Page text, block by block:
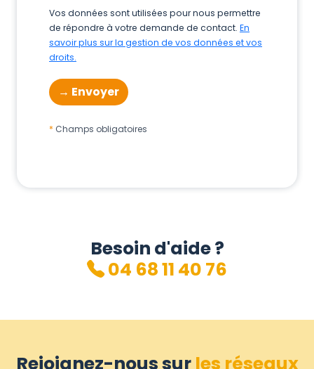
Vos données sont utilisées pour nous permettre
de répondre à votre demande de contact. En
savoir plus sur la gestion de vos données et vos
droits.
Champs obligatoires
Besoin d'aide ?
04 68 11 40 76
Rejoignez-nous sur les réseaux